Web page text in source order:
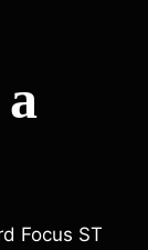
Focus ST